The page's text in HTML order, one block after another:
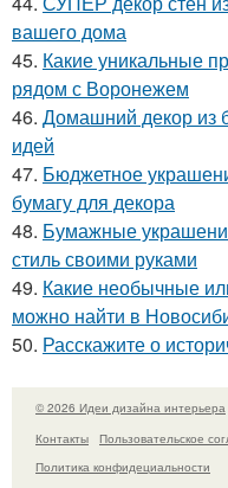
вашего дома
45. Какие уникальные
рядом с Воронежем
46. Домашний декор из
идей
47. Бюджетное
бумагу для декора
48. Бумажные
стиль своими руками
49. Какие необычные
можно найти в
50. Расскажите о
© 2026 Идеи дизайна интерьера
Контакты
Пользовательское
Политика конфидециальности